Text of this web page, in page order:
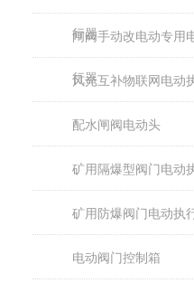
行器
闸阀手动改电动专用
行器
风光互补物联网电动
配水闸阀电动头
矿用隔爆型阀门电动
矿用防爆阀门电动执
电动阀门控制箱